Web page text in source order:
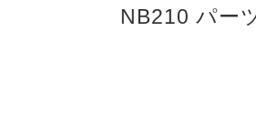
NB210 パー